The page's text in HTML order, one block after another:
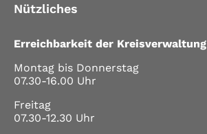
Nützliches
Erreichbarkeit der Kreisverwaltung
Montag bis Donnerstag
07.30-16.00 Uhr
Freitag
07.30-12.30 Uhr